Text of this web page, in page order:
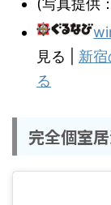
見る | 新
る
完全個室